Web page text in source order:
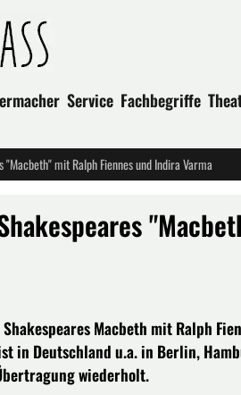
Service Fachbegriffe
mit Ralph Fiennes und Indira Varma
Macbeth mit Ralph
in Deutschland u.a. in Berlin,
wiederholt.